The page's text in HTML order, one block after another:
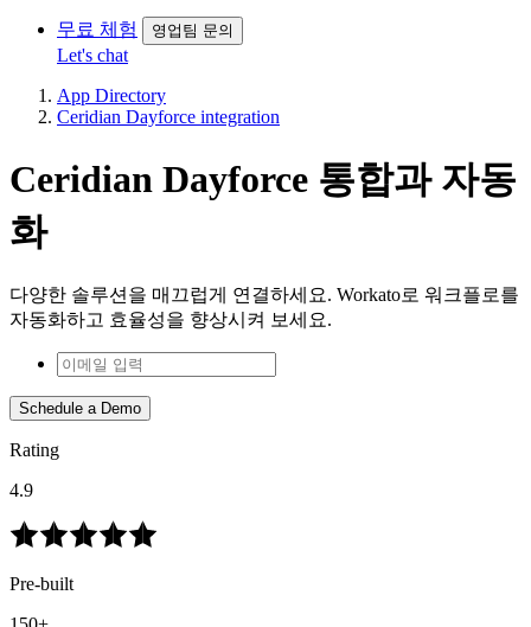
무료 체험 영업팀 문의
Let's chat
App Directory
Ceridian Dayforce integration
Ceridian Dayforce 통합과 자동
화
다양한 솔루션을 매끄럽게 연결하세요. Workato로 워크플로를
자동화하고 효율성을 향상시켜 보세요.
Schedule a Demo
Rating
4.9
Pre-built